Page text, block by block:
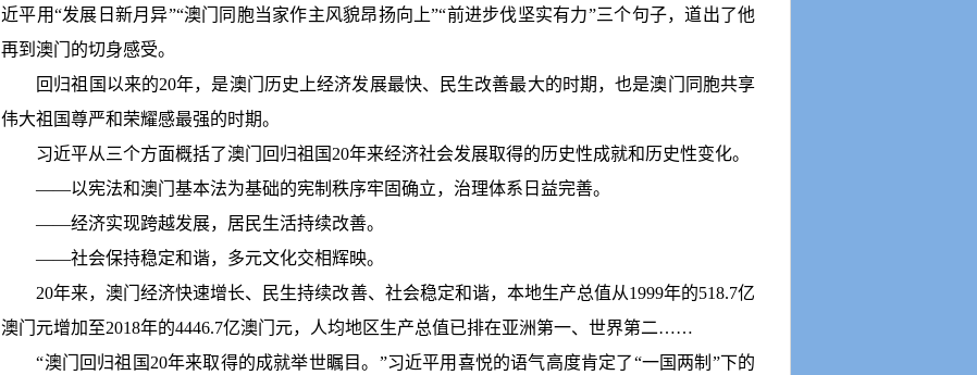
近平用“发展日新月异”“澳门同胞当家作主风貌昂扬向上”“前进步伐坚实有力”三个句子，道出了他
再到澳门的切身感受。
回归祖国以来的20年，是澳门历史上经济发展最快、民生改善最大的时期，也是澳门同胞共享
伟大祖国尊严和荣耀感最强的时期。
习近平从三个方面概括了澳门回归祖国 20年来经济社会发展取得的历史性成就和历史性变化。
——以宪法和澳门基本法为基础的宪制秩序牢固确立，治理体系日益完善。
——经济实现跨越发展，居民生活持续改善。
——社会保持稳定和谐，多元文化交相辉映。
20年来，澳门经济快速增长、民生持续改善、社会稳定和谐，本地生产总值从1999年的518.7亿
澳门元增加至2018年的4446.7亿澳门元，人均地区生产总值已排在亚洲第一、世界第二……
“澳门回归祖国 20年来取得的成就举世瞩目。 ”习近平用喜悦的语气高度肯定了“一国两制 ”下的